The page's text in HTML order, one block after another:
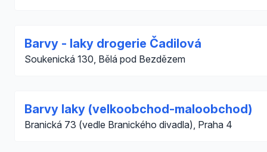
Barvy - laky drogerie Čadilová
Soukenická 130, Bělá pod Bezdězem
Barvy laky (velkoobchod-maloobchod)
Branická 73 (vedle Branického divadla), Praha 4